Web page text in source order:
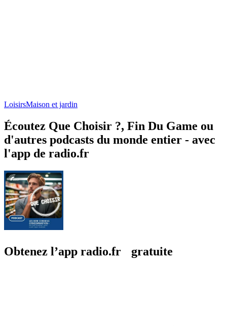
LoisirsMaison et jardin
Écoutez Que Choisir ?, Fin Du Game ou
d'autres podcasts du monde entier - avec
l'app de radio.fr
Obtenez l’app radio.fr gratuite